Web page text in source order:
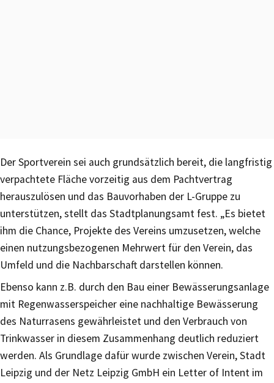
Der Sportverein sei auch grundsätzlich bereit, die langfristig
verpachtete Fläche vorzeitig aus dem Pachtvertrag
herauszulösen und das Bauvorhaben der L-Gruppe zu
unterstützen, stellt das Stadtplanungsamt fest. „Es bietet
ihm die Chance, Projekte des Vereins umzusetzen, welche
einen nutzungsbezogenen Mehrwert für den Verein, das
Umfeld und die Nachbarschaft darstellen können.
Ebenso kann z.B. durch den Bau einer Bewässerungsanlage
mit Regenwasserspeicher eine nachhaltige Bewässerung
des Naturrasens gewährleistet und den Verbrauch von
Trinkwasser in diesem Zusammenhang deutlich reduziert
werden. Als Grundlage dafür wurde zwischen Verein, Stadt
Leipzig und der Netz Leipzig GmbH ein Letter of Intent im